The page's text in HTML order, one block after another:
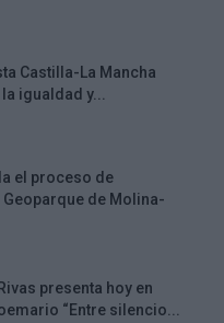
Castilla-La Mancha
igualdad y...
el proceso de
de Molina-
presenta hoy en
“Entre silencio...